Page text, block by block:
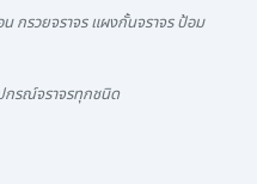
กรวยจราจร แผงกั้นจราจร ป้อม
กรณ์จราจรทุกชนิด